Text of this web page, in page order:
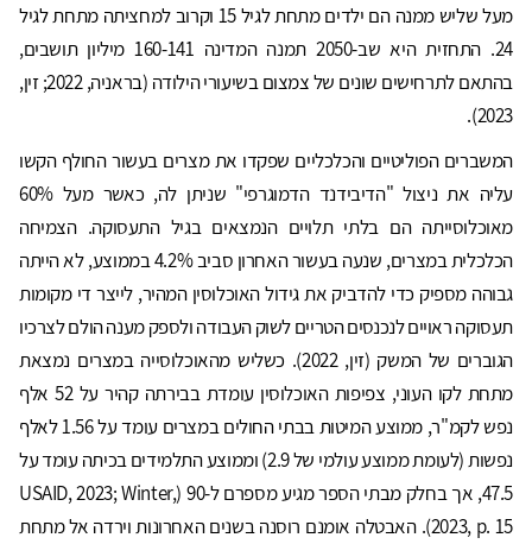
מעל שליש ממנה הם ילדים מתחת לגיל 15 וקרוב למחציתה מתחת לגיל
24. התחזית היא שב-2050 תמנה המדינה 160-141 מיליון תושבים,
בהתאם לתרחישים שונים של צמצום בשיעורי הילודה (בראניה, 2022; זין,
2023).
המשברים הפוליטיים והכלכליים שפקדו את מצרים בעשור החולף הקשו
עליה את ניצול "הדיבידנד הדמוגרפי" שניתן לה, כאשר מעל 60%
מאוכלוסייתה הם בלתי תלויים הנמצאים בגיל התעסוקה. הצמיחה
הכלכלית במצרים, שנעה בעשור האחרון סביב 4.2% בממוצע, לא הייתה
גבוהה מספיק כדי להדביק את גידול האוכלוסין המהיר, לייצר די מקומות
תעסוקה ראויים לנכנסים הטריים לשוק העבודה ולספק מענה הולם לצרכיו
הגוברים של המשק (זין, 2022). כשליש מהאוכלוסייה במצרים נמצאת
מתחת לקו העוני, צפיפות האוכלוסין עומדת בבירתה קהיר על 52 אלף
נפש לקמ"ר, ממוצע המיטות בבתי החולים במצרים עומד על 1.56 לאלף
נפשות (לעומת ממוצע עולמי של 2.9) וממוצע התלמידים בכיתה עומד על
47.5, אך בחלק מבתי הספר מגיע מספרם ל-90 (USAID, 2023; Winter,
2023, p. 15). האבטלה אומנם רוסנה בשנים האחרונות וירדה אל מתחת